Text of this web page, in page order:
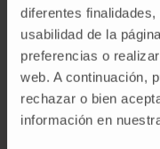
diferentes
usabilidad de la
preferencias o
web. A continuación,
rechazar o bien
información en